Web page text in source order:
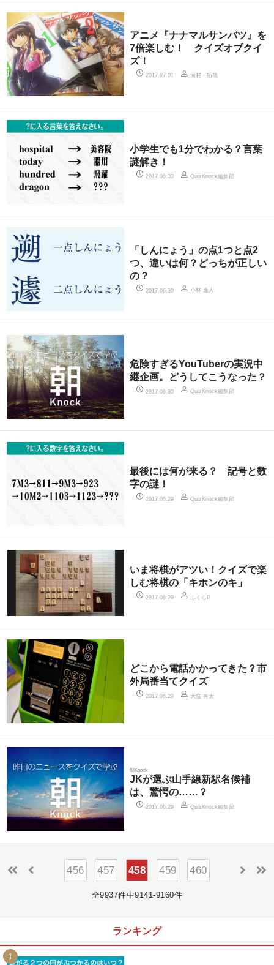
アニメ『ナナマルサンバツ』を
7倍楽しむ！ クイズオブクイ
ズ！
2017.07.01 河村・拓哉
小学生でも1分でわかる？言葉
謎解き！
2017.06.30 QuizKnock編集部
「しんにょう」の点1つと点2
つ、違いは何？どっちが正しい
の？
2017.06.30 小林 逸人
危険すぎるYouTuberの実況中
継企画。どうしてこうなった？
2017.06.30 QuizKnock編集部
最後には何が来る？ 記号と数
字の謎！
2017.06.29 QuizKnock編集部
いま将棋がアツい！クイズで楽
しむ将棋の「キホンのキ」
2017.06.29 ふくらP
どこから電話かかってきた？市
外局番当てクイズ
2017.06.29 大窪 有太
朝Knock
JKが選ぶ山手線新駅名候補
は、驚愕の……？
2017.06.29 QuizKnock編集部
456 457 458 459 460
全9937件中9141-9160件
ランキング
1